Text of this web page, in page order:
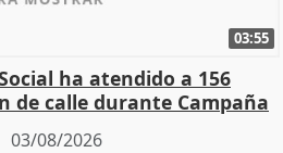
03:55
ha atendido a 156
de calle durante Campaña
03/08/2026